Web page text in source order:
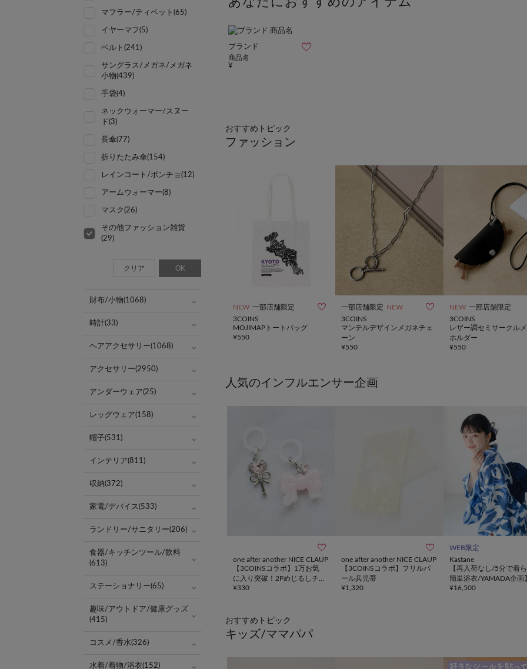
ブランド
商品名
おすすめトピック
ファッション
NEW 一部店舗限定 
3COINS
MOJIMAPトートバッグ
¥550
一部店舗限定 NEW 
3COINS
マンテルデザインメガネチェ
ーン
¥550
NEW 一部店舗限定
3COINS
レザー調セミサークル
ホルダー
¥550
人気のインフルエンサー企画

one after another NICE CLAUP
【3COINSコラボ】1万お気
に入り突破！2Pめじるしチャ
ーム
¥330

one after another NICE CLAUP
【3COINSコラボ】フリルパ
ール兵児帯
¥1,320
WEB限定
Kastane
【再入荷なし/5分で着
簡単浴衣/YAMADA企画
ayセパレート浴衣SET
¥16,500
おすすめトピック
キッズ/ママパパ
マフラー/ティペット(65)
イヤーマフ(5)
ベルト(241)
サングラス/メガネ/メガネ
小物(439)
手袋(4)
ネックウォーマー/スヌー
ド(3)
長傘(77)
折りたたみ傘(154)
レインコート/ポンチョ(12)
アームウォーマー(8)
マスク(26)
その他ファッション雑貨
(29)
クリア OK
財布/小物(1068)
時計(33)
ヘアアクセサリー(1068)
アクセサリー(2950)
アンダーウェア(25)
レッグウェア(158)
帽子(531)
インテリア(811)
収納(372)
家電/デバイス(533)
ランドリー/サニタリー(206)
食器/キッチンツール/飲料
(613)
ステーショナリー(65)
趣味/アウトドア/健康グッズ
(415)
コスメ/香水(326)
水着/着物/浴衣(152)